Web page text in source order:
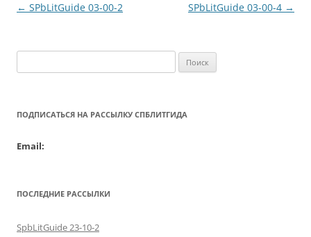
Навигация
← SPbLitGuide 03-00-2 SPbLitGuide 03-00-4 →
ПОДПИСАТЬСЯ НА РАССЫЛКУ СПБЛИТГИДА
Email:
ПОСЛЕДНИЕ РАССЫЛКИ
SpbLitGuide 23-10-2